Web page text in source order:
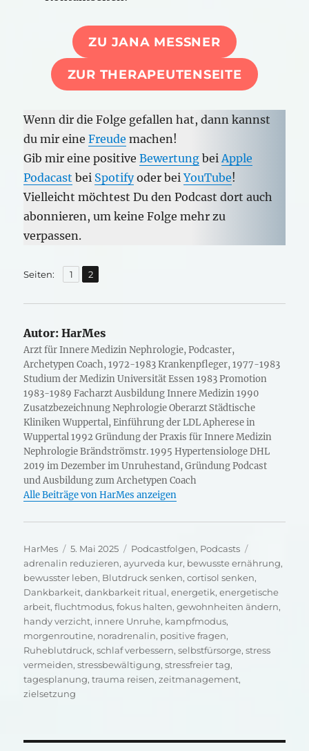
ZU JANA MESSNER
ZUR THERAPEUTENSEITE
Wenn dir die Folge gefallen hat, dann kannst
du mir eineFreude machen!
Gib mir eine positiveBewertung beiApple
Podacast bei Spotifyoder beiYouTube!
Vielleicht möchtest Du den Podcast dort auch
abonnieren, um keine Folge mehr zu
verpassen.
Seiten: Seite
1 ,
Seite
2
Autor: HarMes
Arzt für Innere Medizin Nephrologie, Podcaster,
Archetypen Coach, 1972-1983 Krankenpfleger, 1977-1983
Studium der Medizin Universität Essen 1983 Promotion
1983-1989 Facharzt Ausbildung Innere Medizin 1990
Zusatzbezeichnung Nephrologie Oberarzt Städtische
Kliniken Wuppertal, Einführung der LDL Apherese in
Wuppertal 1992 Gründung der Praxis für Innere Medizin
Nephrologie Brändströmstr. 1995 Hypertensiologe DHL
2019 im Dezember im Unruhestand, Gründung Podcast
und Ausbildung zum Archetypen Coach
Alle Beiträge von HarMes anzeigen
Autor
HarMes
Veröffentlicht
am
5. Mai 2025 Kategorien
Podcastfolgen, Podcasts
adrenalin reduzieren,ayurveda kur, bewusste ernährung,
bewusster leben, Blutdruck senken,cortisol senken,
Dankbarkeit,dankbarkeit ritual,energetik,energetische
arbeit,fluchtmodus,fokus halten,gewohnheiten ändern,
handy verzicht, innere Unruhe, kampfmodus,
morgenroutine, noradrenalin, positive fragen,
Ruheblutdruck,schlaf verbessern,selbstfürsorge,stress
vermeiden,stressbewältigung,stressfreier tag,
tagesplanung,trauma reisen,zeitmanagement,
zielsetzung